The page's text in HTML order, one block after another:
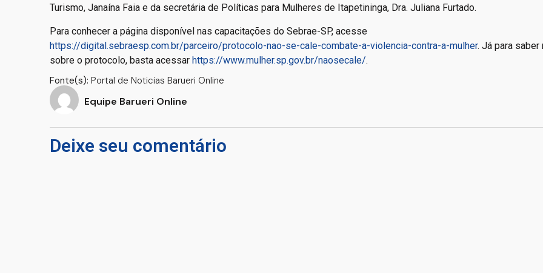
Turismo, Janaína Faia e da secretária de Políticas para Mulheres de Itapetininga, Dra. Juliana Furtado.
Para conhecer a página disponível nas capacitações do Sebrae-SP, acesse
https://digital.sebraesp.com.br/parceiro/protocolo-nao-se-cale-combate-a-violencia-contra-a-mulher. Já para saber
sobre o protocolo, basta acessar https://www.mulher.sp.gov.br/naosecale/.
Fonte(s): Portal de Noticias Barueri Online
Equipe Barueri Online
Deixe seu comentário